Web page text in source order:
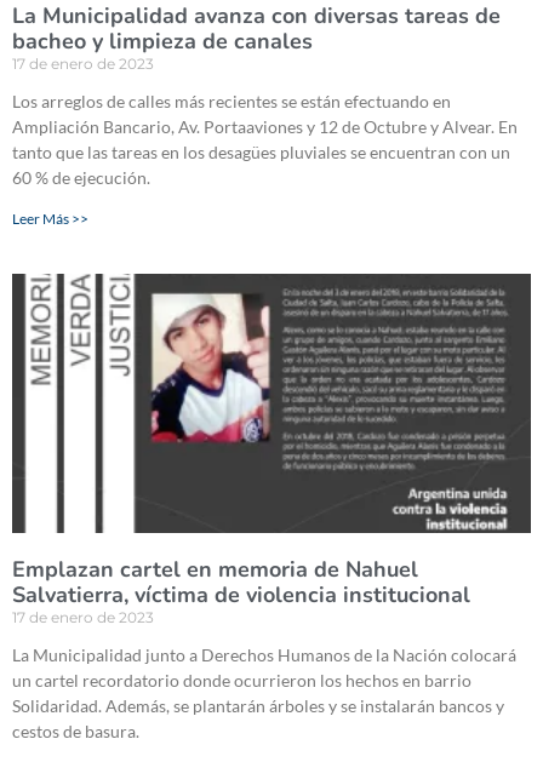
La Municipalidad avanza con diversas tareas de
bacheo y limpieza de canales
17 de enero de 2023
Los arreglos de calles más recientes se están efectuando en
Ampliación Bancario, Av. Portaaviones y 12 de Octubre y Alvear. En
tanto que las tareas en los desagües pluviales se encuentran con un
60 % de ejecución.
Leer Más >>
Emplazan cartel en memoria de Nahuel
Salvatierra, víctima de violencia institucional
17 de enero de 2023
La Municipalidad junto a Derechos Humanos de la Nación colocará
un cartel recordatorio donde ocurrieron los hechos en barrio
Solidaridad. Además, se plantarán árboles y se instalarán bancos y
cestos de basura.